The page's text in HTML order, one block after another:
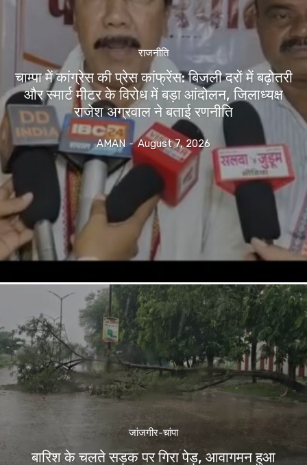
राजनीति
चाम्पा में कांग्रेस की प्रेस कांफ्रेंस: बिजली दरों में बढ़ोतरी
और स्मार्ट मीटर के विरोध में बड़ा आंदोलन, जिलाध्यक्ष
राजेश अग्रवाल ने बताई रणनीति
AMAN - August 7, 2026
जांजगीर-चांपा
बारिश के चलते सड़क पर गिरा पेड़, आवागमन हुआ